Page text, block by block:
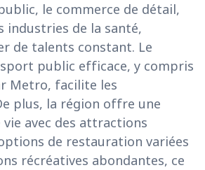
le commerce de détail,
industries de la santé,
de talents constant. Le
public efficace, y compris
Metro, facilite les
plus, la région offre une
avec des attractions
de restauration variées
récréatives abondantes, ce